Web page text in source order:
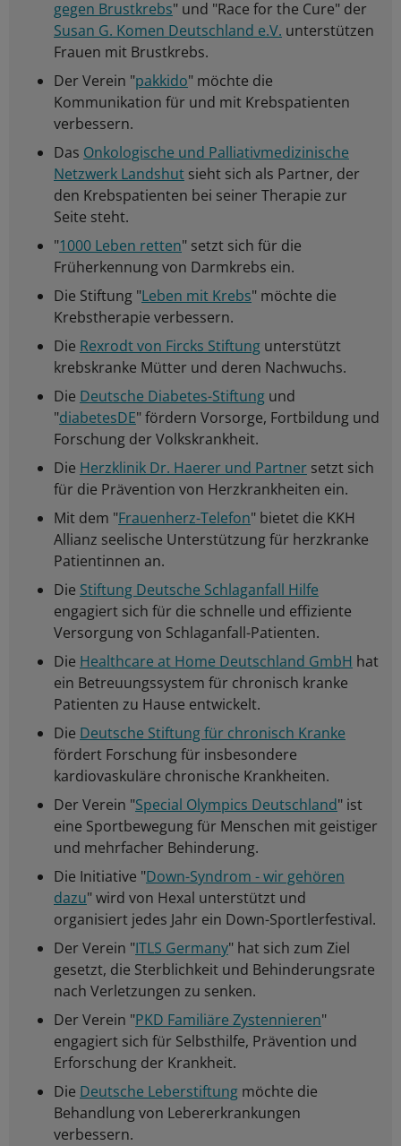
gegen Brustkrebs" und "Race for the Cure" der
Susan G. Komen Deutschland e.V. unterstützen
Frauen mit Brustkrebs.
Der Verein "pakkido" möchte die
Kommunikation für und mit Krebspatienten
verbessern.
Das Onkologische und Palliativmedizinische
Netzwerk Landshut sieht sich als Partner, der
den Krebspatienten bei seiner Therapie zur
Seite steht.
"1000 Leben retten" setzt sich für die
Früherkennung von Darmkrebs ein.
Die Stiftung "Leben mit Krebs" möchte die
Krebstherapie verbessern.
Die Rexrodt von Fircks Stiftung unterstützt
krebskranke Mütter und deren Nachwuchs.
Die Deutsche Diabetes-Stiftung und
"diabetesDE" fördern Vorsorge, Fortbildung und
Forschung der Volkskrankheit.
Die Herzklinik Dr. Haerer und Partner setzt sich
für die Prävention von Herzkrankheiten ein.
Mit dem "Frauenherz-Telefon" bietet die KKH
Allianz seelische Unterstützung für herzkranke
Patientinnen an.
Die Stiftung Deutsche Schlaganfall Hilfe
engagiert sich für die schnelle und effiziente
Versorgung von Schlaganfall-Patienten.
Die Healthcare at Home Deutschland GmbH hat
ein Betreuungssystem für chronisch kranke
Patienten zu Hause entwickelt.
Die Deutsche Stiftung für chronisch Kranke
fördert Forschung für insbesondere
kardiovaskuläre chronische Krankheiten.
Der Verein "Special Olympics Deutschland" ist
eine Sportbewegung für Menschen mit geistiger
und mehrfacher Behinderung.
Die Initiative "Down-Syndrom - wir gehören
dazu" wird von Hexal unterstützt und
organisiert jedes Jahr ein Down-Sportlerfestival.
Der Verein "ITLS Germany" hat sich zum Ziel
gesetzt, die Sterblichkeit und Behinderungsrate
nach Verletzungen zu senken.
Der Verein "PKD Familiäre Zystennieren"
engagiert sich für Selbsthilfe, Prävention und
Erforschung der Krankheit.
Die Deutsche Leberstiftung möchte die
Behandlung von Lebererkrankungen
verbessern.